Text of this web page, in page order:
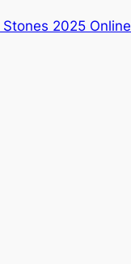
2025 Online